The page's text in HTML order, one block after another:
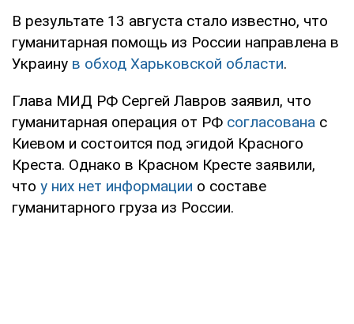
В результате 13 августа стало известно, что
гуманитарная помощь из России направлена в
Украину в обход Харьковской области.
Глава МИД РФ Сергей Лавров заявил, что
гуманитарная операция от РФ согласована с
Киевом и состоится под эгидой Красного
Креста. Однако в Красном Кресте заявили,
что у них нет информации о составе
гуманитарного груза из России.